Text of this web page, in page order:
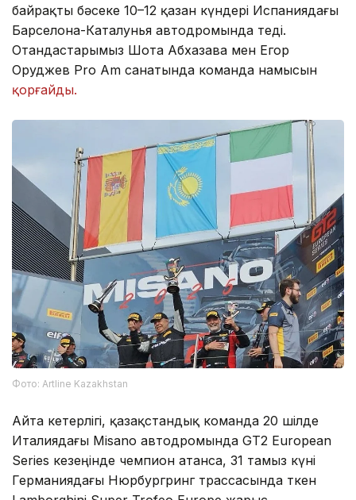
байрақты бәсеке 10–12 қазан күндері Испаниядағы
Барселона-Каталунья автодромында өтеді.
Отандастарымыз Шота Абхазава мен Егор
Оруджев Pro Am санатында команда намысын
қорғайды.
Фото: Artline Kazakhstan
Айта кетерлігі, қазақстандық команда 20 шілде
Италиядағы Misano автодромында GT2 European
Series кезеңінде чемпион атанса, 31 тамыз күні
Германиядағы Нюрбургринг трассасында өткен